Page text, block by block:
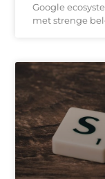
Google
met strenge